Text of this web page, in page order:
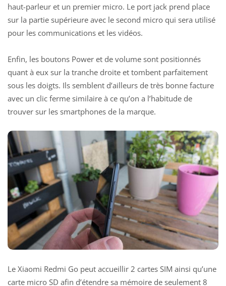
haut-parleur et un premier micro. Le port jack prend place
sur la partie supérieure avec le second micro qui sera utilisé
pour les communications et les vidéos.
Enfin, les boutons Power et de volume sont positionnés
quant à eux sur la tranche droite et tombent parfaitement
sous les doigts. Ils semblent d’ailleurs de très bonne facture
avec un clic ferme similaire à ce qu’on a l’habitude de
trouver sur les smartphones de la marque.
Le Xiaomi Redmi Go peut accueillir 2 cartes SIM ainsi qu’une
carte micro SD afin d’étendre sa mémoire de seulement 8